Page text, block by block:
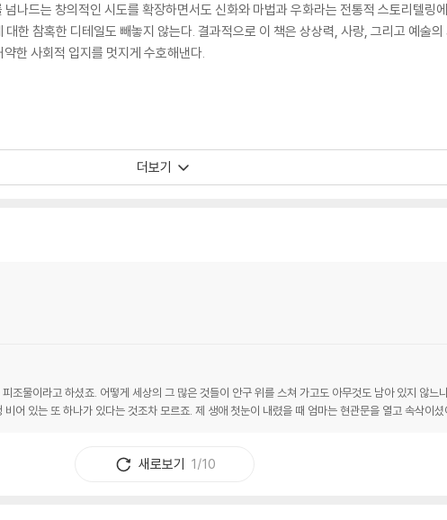
넘나드는 창의적인 시도를 확장하면서도 신화와 마법과 우화라는 전통적 스토리텔링
대한 참혹한 디테일도 빼놓지 않는다. 결과적으로 이 책은 상상력, 사랑, 그리고 예술
한 사회적 입지를 멋지게 수호해낸다.
더보기
조물이라고 하셨죠. 어떻게 세상의 그 많은 것들이 안구 위를 스쳐 가고도 아무것도 남아 있지 않느
어 있는 또 하나가 있다는 것조차 모르죠. 제 생애 첫눈이 내렸을 때 엄마는 현관문을 열고 속삭이
새로보기 1/10